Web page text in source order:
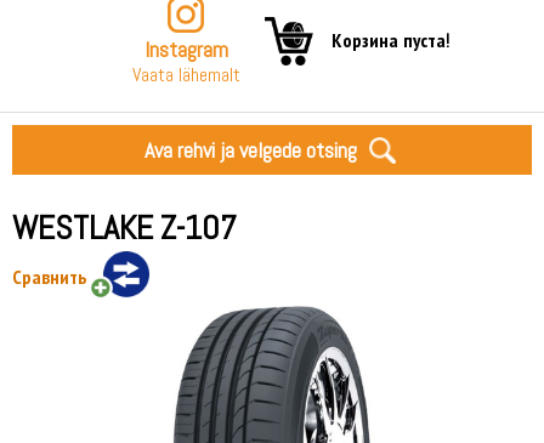
Instagram
Vaata lähemalt
Корзина пуста!
Ava rehvi ja velgede otsing
WESTLAKE Z-107
Сравнить